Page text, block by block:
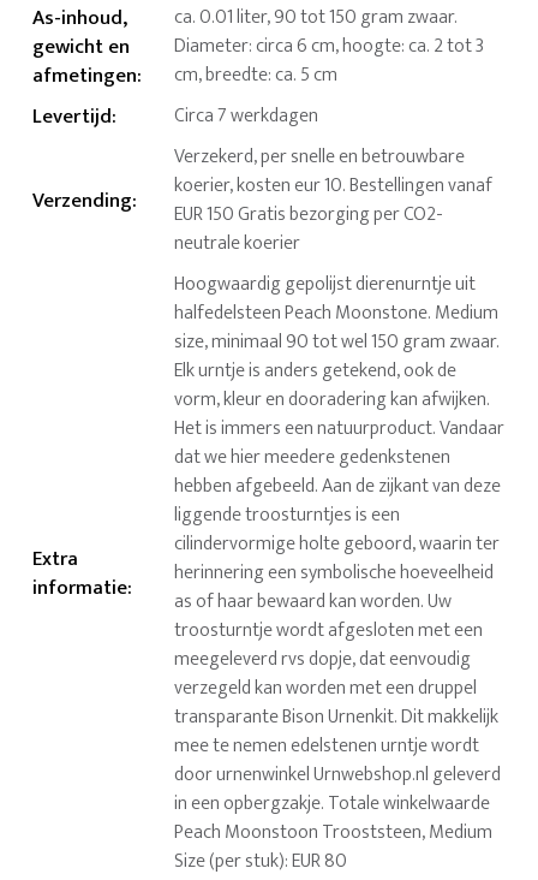
As-inhoud,
gewicht en
afmetingen:
ca. 0.01 liter, 90 tot 150 gram zwaar.
Diameter: circa 6 cm, hoogte: ca. 2 tot 3
cm, breedte: ca. 5 cm
Levertijd: Circa 7 werkdagen
Verzending:
Verzekerd, per snelle en betrouwbare
koerier, kosten eur 10. Bestellingen vanaf
EUR 150 Gratis bezorging per CO2-
neutrale koerier
Extra
informatie:
Hoogwaardig gepolijst dierenurntje uit
halfedelsteen Peach Moonstone. Medium
size, minimaal 90 tot wel 150 gram zwaar.
Elk urntje is anders getekend, ook de
vorm, kleur en dooradering kan afwijken.
Het is immers een natuurproduct. Vandaar
dat we hier meedere gedenkstenen
hebben afgebeeld. Aan de zijkant van deze
liggende troosturntjes is een
cilindervormige holte geboord, waarin ter
herinnering een symbolische hoeveelheid
as of haar bewaard kan worden. Uw
troosturntje wordt afgesloten met een
meegeleverd rvs dopje, dat eenvoudig
verzegeld kan worden met een druppel
transparante Bison Urnenkit. Dit makkelijk
mee te nemen edelstenen urntje wordt
door urnenwinkel Urnwebshop.nl geleverd
in een opbergzakje. Totale winkelwaarde
Peach Moonstoon Trooststeen, Medium
Size (per stuk): EUR 80